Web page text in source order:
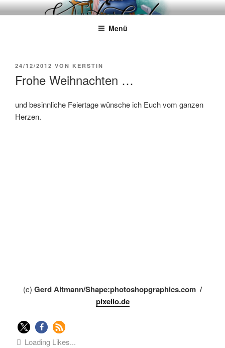
Zum
InhaltWÖRTERKATZE
Von Büchern erzählen
Menü
VERÖFFENTLICHT
24/12/2012 VON KERSTIN
Frohe Weihnachten …
und besinnliche Feiertage wünsche ich Euch vom ganzen
Herzen.
(c) Gerd Altmann/Shape:photoshopgraphics.com /
pixelio.de
Loading Likes...